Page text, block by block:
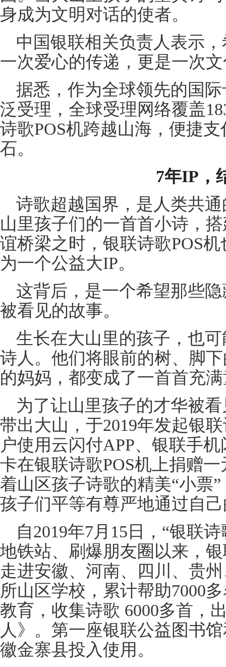
身成为文明对话的使者。
中国银联相关负责人表示
一次爱心的传递，更是一次
据悉，作为全球领先的国
泛受理，全球受理网络覆盖
诗歌POS机跨越山海，便捷
石。
7年IP，
诗歌超越国界，是人类共
山里孩子们的一首首小诗，
谊桥梁之时，银联诗歌POS
为一个公益大IP。
这背后，是一个希望那些
被看见的故事。
生长在大山里的孩子，也
诗人。他们将眼前的树、脚
的妈妈，都变成了一首首充
为了让山里孩子的才华被
带出大山，于2019年发起银
户使用云闪付APP、银联手
卡在银联诗歌POS机上捐赠
着山区孩子诗歌的精美“小票
孩子们平等有尊严地通过自
自2019年7月15日，“银联
地铁站、刷爆朋友圈以来，
走进安徽、河南、四川、贵
所山区学校，累计帮助7000
教育，收集诗歌 6000多首，
人》。第一座银联公益图书
徽金寨县投入使用。